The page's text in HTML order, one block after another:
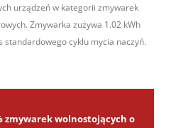
urządzeń w kategorii zmywarek
Zmywarka zużywa 1.02 kWh
standardowego cyklu mycia naczyń.
zmywarek wolnostojących o